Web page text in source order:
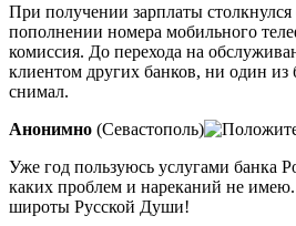
При получении зарплаты столкнулся
пополнении номера мобильного
комиссия. До перехода на
клиентом других банков, ни один
снимал.
Анонимно (Севастополь)
Уже год пользуюсь услугами банка
каких проблем и нареканий не
широты Русской Души!